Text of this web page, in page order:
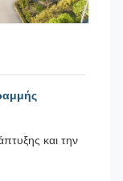
και την